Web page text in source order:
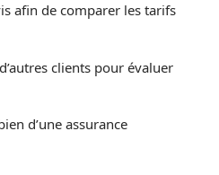
afin de comparer les tarifs
clients pour évaluer
d’une assurance